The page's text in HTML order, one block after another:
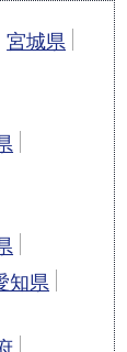
宮城県
知県